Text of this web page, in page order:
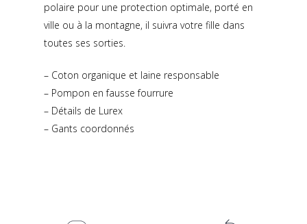
polaire pour une protection optimale, porté en
ville ou à la montagne, il suivra votre fille dans
toutes ses sorties.
– Coton organique et laine responsable
– Pompon en fausse fourrure
– Détails de Lurex
– Gants coordonnés